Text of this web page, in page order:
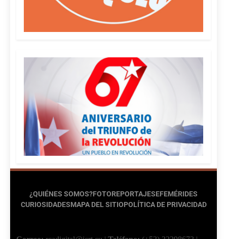
¿QUIÉNES SOMOS?FOTOREPORTAJESEFEMÉRIDES
CURIOSIDADESMAPA DEL SITIOPOLÍTICA DE PRIVACIDAD